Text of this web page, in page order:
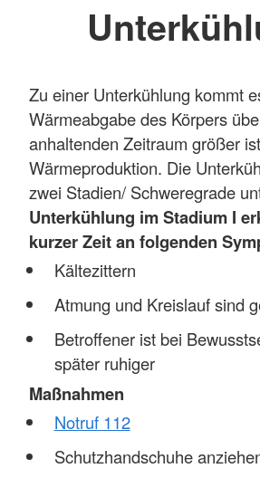
Zu einer Unterkühlung kommt
Wärmeabgabe des Körpers
anhaltenden Zeitraum größer
Wärmeproduktion. Die
zwei Stadien/ Schweregrade
Unterkühlung im Stadium I
kurzer Zeit an folgenden
Kältezittern
Atmung und Kreislauf sind
Betroffener ist bei
später ruhiger
Maßnahmen
Notruf 112
Schutzhandschuhe